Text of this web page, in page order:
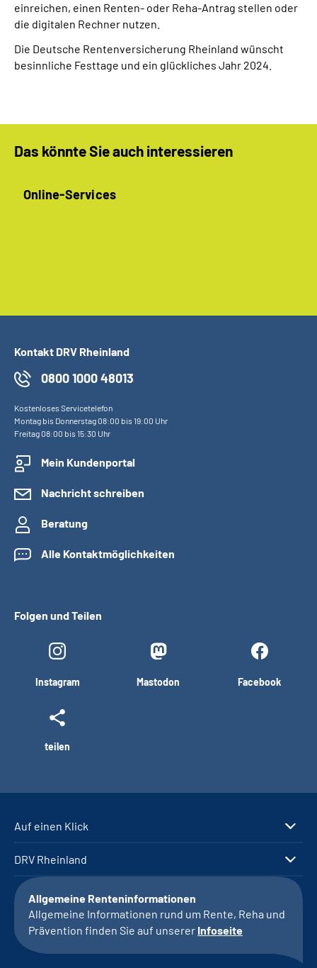
einreichen, einen Renten- oder Reha-Antrag stellen oder
die digitalen Rechner nutzen.
Die Deutsche Rentenversicherung Rheinland wünscht
besinnliche Festtage und ein glückliches Jahr 2024.
Das könnte Sie auch interessieren
Online-Services
Kontakt DRV Rheinland
0800 1000 48013
Kostenloses Servicetelefon
Montag bis Donnerstag 08:00 bis 19:00 Uhr
Freitag 08:00 bis 15:30 Uhr
Mein Kundenportal
Nachricht schreiben
Beratung
Alle Kontaktmöglichkeiten
Folgen und Teilen
Instagram Mastodon Facebook
teilen
Auf einen Klick
DRV Rheinland
Allgemeine Renteninformationen
Allgemeine Informationen rund um Rente, Reha und
Prävention finden Sie auf unserer Infoseite